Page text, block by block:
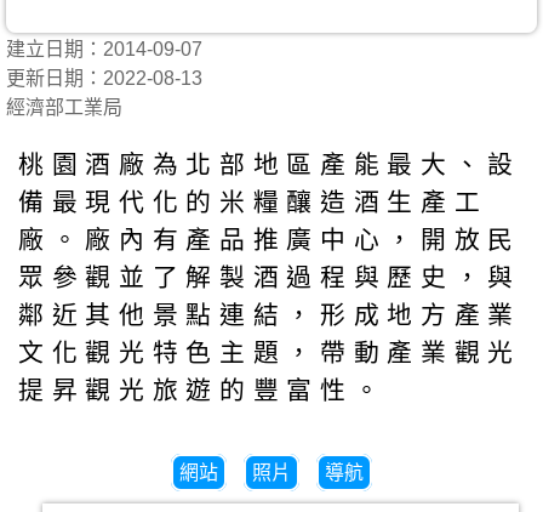
建立日期：2014-09-07
更新日期：2022-08-13
經濟部工業局
桃園酒廠為北部地區產能最大、設
備最現代化的米糧釀造酒生產工
廠。廠內有產品推廣中心，開放民
眾參觀並了解製酒過程與歷史，與
鄰近其他景點連結，形成地方產業
文化觀光特色主題，帶動產業觀光
提昇觀光旅遊的豐富性。
網站 照片 導航